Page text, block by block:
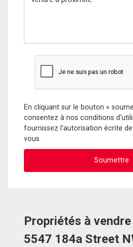
En cliquant sur le bouton «
consentez à nos conditions
fournissez l'autorisation écrite
vous.
Propriétés à
5547 184a Street